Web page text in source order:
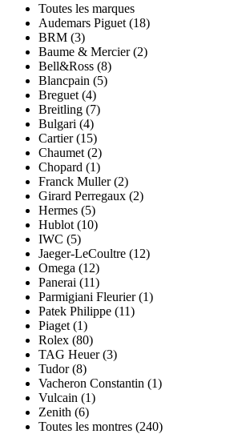
Toutes les marques
Audemars Piguet (18)
BRM (3)
Baume & Mercier (2)
Bell&Ross (8)
Blancpain (5)
Breguet (4)
Breitling (7)
Bulgari (4)
Cartier (15)
Chaumet (2)
Chopard (1)
Franck Muller (2)
Girard Perregaux (2)
Hermes (5)
Hublot (10)
IWC (5)
Jaeger-LeCoultre (12)
Omega (12)
Panerai (11)
Parmigiani Fleurier (1)
Patek Philippe (11)
Piaget (1)
Rolex (80)
TAG Heuer (3)
Tudor (8)
Vacheron Constantin (1)
Vulcain (1)
Zenith (6)
Toutes les montres (240)